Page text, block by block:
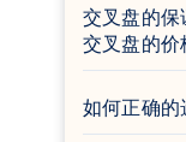
交叉盘的保
交叉盘的价
如何正确的